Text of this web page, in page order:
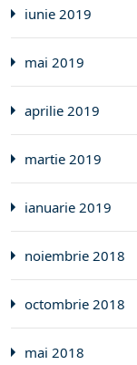
iunie 2019
mai 2019
aprilie 2019
martie 2019
ianuarie 2019
noiembrie 2018
octombrie 2018
mai 2018